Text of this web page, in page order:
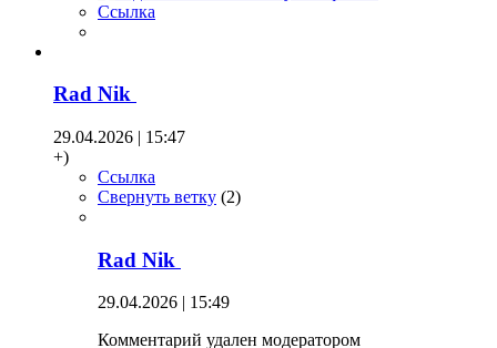
Ссылка
Rad Nik
29.04.2026 | 15:47
+)
Ссылка
Свернуть ветку (2)
Rad Nik
29.04.2026 | 15:49
Комментарий удален модератором